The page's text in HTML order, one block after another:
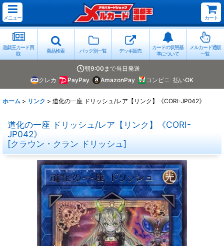
メニュー カート
遊戯王カード買
取
商品検索 パック別一覧 デッキ販売
カードの状態基
準について
メルカード通販
一覧
朝9:00まで当日発送
クレカ
PayPay AmazonPay コンビニ 払いOK
ホーム > リンク > 道化の一座 ドリッシュ/レア【リンク】《CORI-JP042》
道化の一座 ドリッシュ/レア【リンク】《CORI-
JP042》
[クラウン・クラン ドリッシュ]